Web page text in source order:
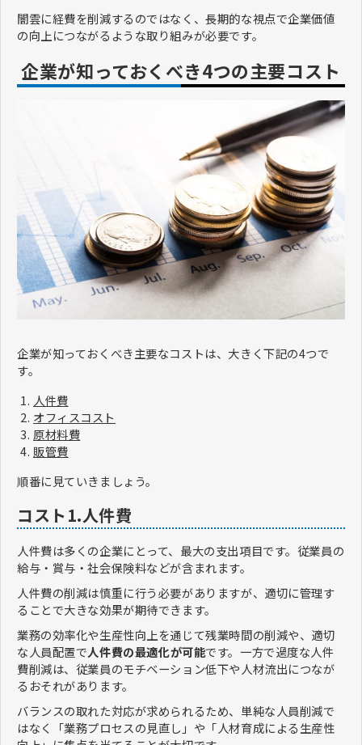
闇雲に経費を削減するのではなく、長期的な視点で企業価値
の向上につながるような取り組みが必要です。
企業が知っておくべき4つの主要コスト
企業が知っておくべき主要なコストは、大きく下記の4つで
す。
人件費
オフィスコスト
原材料費
販管費
順番に見ていきましょう。
コスト1.人件費
人件費は多くの企業にとって、最大の支出項目です。従業員の
給与・賞与・社会保険料などが含まれます。
人件費の削減は慎重に行う必要がありますが、適切に管理す
ることで大きな効果が期待できます。
業務の効率化や生産性向上を通じて残業時間の削減や、適切
な人員配置で人件費の最適化が可能です。一方で過度な人件
費削減は、従業員のモチベーション低下や人材流出につなが
るおそれがあります。
バランスの取れた対応が求められるため、単純な人員削減で
はなく「業務プロセスの見直し」や「人材育成による生産性